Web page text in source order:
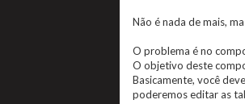
Não é nada de mais,
O problema é no
O objetivo deste
Basicamente, você
poderemos editar as